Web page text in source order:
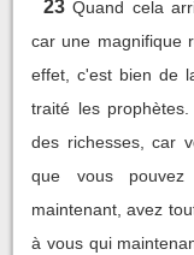
23 Quand cela
car une magnifique
effet, c'est bien de
traité les prophètes.
des richesses, car
que vous pouvez
maintenant, avez
à vous qui